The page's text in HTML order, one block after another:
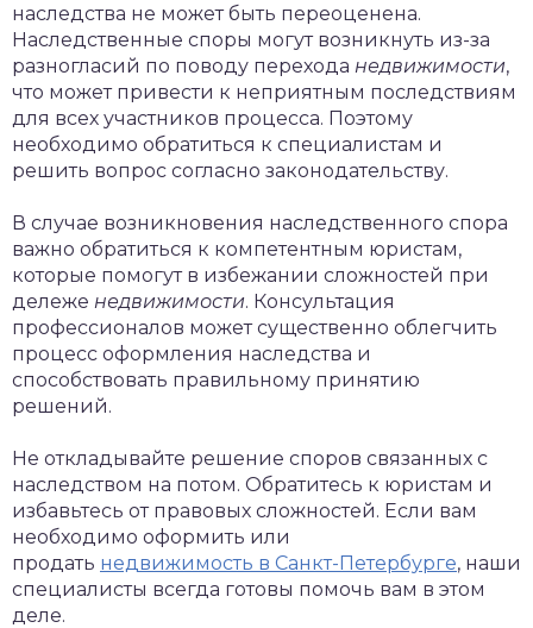
наследства не может быть переоценена.
Наследственные споры могут возникнуть из-за
разногласий по поводу перехода недвижимости,
что может привести к неприятным последствиям
для всех участников процесса. Поэтому
необходимо обратиться к специалистам и
решить вопрос согласно законодательству.
В случае возникновения наследственного спора
важно обратиться к компетентным юристам,
которые помогут в избежании сложностей при
дележе недвижимости. Консультация
профессионалов может существенно облегчить
процесс оформления наследства и
способствовать правильному принятию
решений.
Не откладывайте решение споров связанных с
наследством на потом. Обратитесь к юристам и
избавьтесь от правовых сложностей. Если вам
необходимо оформить или
продать недвижимость в Санкт-Петербурге, наши
специалисты всегда готовы помочь вам в этом
деле.